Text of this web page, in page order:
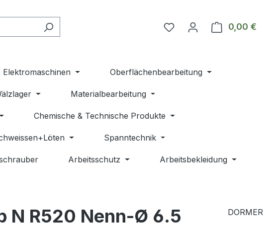
Du hast 0 Produkte auf
0,00 €
Elektromaschinen Oberflächenbearbeitung
Materialbearbeitung
Chemische & Technische Produkte
Spanntechnik
Arbeitsschutz Arbeitsbekleidung
N R520 Nenn-Ø 6.5
DORMER